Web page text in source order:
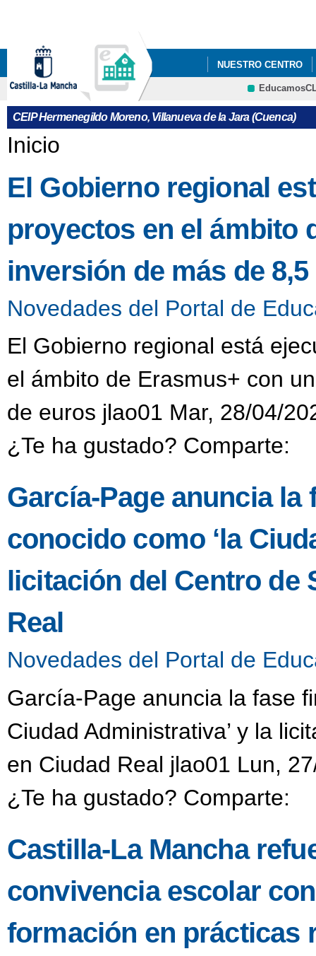
NUESTRO CENTRO
CONVOCATORIA
ELECCIONES AL
CRFP
CEIP Hermenegildo Moreno, Villanueva de la Jara (Cuenca)
Se encuentra usted aquí
Inicio
El Gobierno regional
proyectos en el ámbito
inversión de más de
Novedades del Portal de
El Gobierno regional está
el ámbito de Erasmus+ con
de euros jlao01 Mar, 28/04/
¿Te ha gustado? Comparte:
García-Page anuncia
conocido como ‘la
licitación del Centro de
Real
Novedades del Portal de
García-Page anuncia la fase
Ciudad Administrativa’ y la
en Ciudad Real jlao01 Lun,
¿Te ha gustado? Comparte:
Castilla-La Mancha
convivencia escolar
formación en prácticas